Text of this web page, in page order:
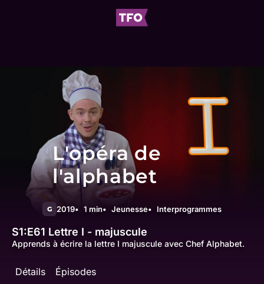
L'opéra de
l'alphabet
G 2019 1 min Jeunesse Interprogrammes
S1:E61 Lettre I - majuscule
Apprends à écrire la lettre I majuscule avec Chef Alphabet.
Détails Épisodes